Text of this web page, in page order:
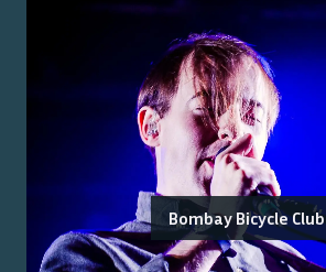
Bombay Bicycle Club